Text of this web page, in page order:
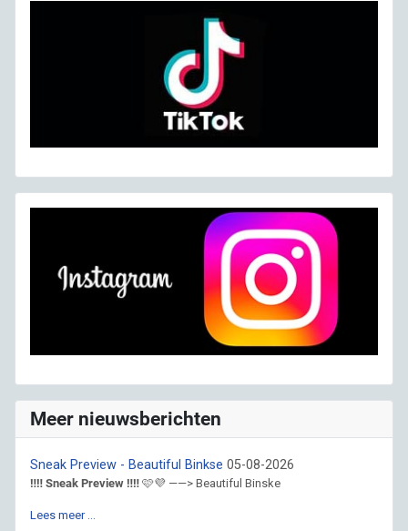
Meer nieuwsberichten
Sneak Preview - Beautiful Binkse 05-08-2026
‼️‼️ Sneak Preview ‼️‼️ 🩷💜 ——> Beautiful Binske
Lees meer …